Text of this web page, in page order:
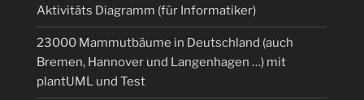
Aktivitäts Diagramm (für Informatiker)
23000 Mammutbäume in Deutschland (auch
Bremen, Hannover und Langenhagen …) mit
plantUML und Test